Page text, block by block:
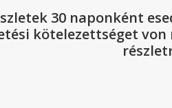
30 naponként
kötelezettséget